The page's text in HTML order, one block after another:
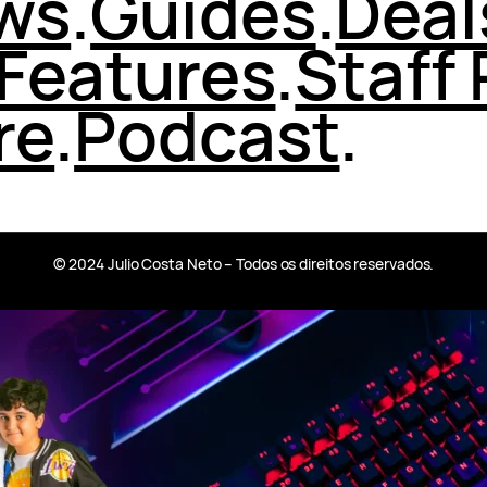
.Staff
.Podcast.
© 2024 Julio Costa Neto – Todos os direitos reservados.